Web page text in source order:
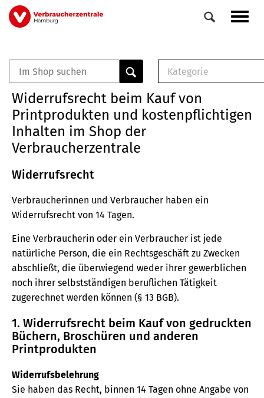
Direkt
zum
Veranstaltungen
0
Elemente
Kategorie
Musterbrief (RTF)
E-Broschüre
Widerrufsrecht beim Kauf von
Printprodukten und kostenpflichtigen
Inhalten im Shop der
Verbraucherzentrale
Widerrufsrecht
Verbraucherinnen und Verbraucher haben ein
Widerrufsrecht von 14 Tagen.
Eine Verbraucherin oder ein Verbraucher ist jede
natürliche Person, die ein Rechtsgeschäft zu Zwecken
abschließt, die überwiegend weder ihrer gewerblichen
noch ihrer selbstständigen beruflichen Tätigkeit
zugerechnet werden können (§ 13 BGB).
1. Widerrufsrecht beim Kauf von gedruckten
Büchern, Broschüren und anderen
Printprodukten
Widerrufsbelehrung
Sie haben das Recht, binnen 14 Tagen ohne Angabe von